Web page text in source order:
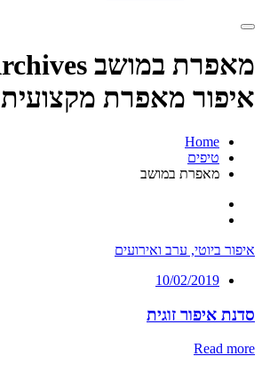
איפור מאפרת מקצועית
Home
טיפים
מאפרת במושב
איפור ביוטי, ערב ואירועים
10/02/2019
סדנת איפור זוגית
Read more